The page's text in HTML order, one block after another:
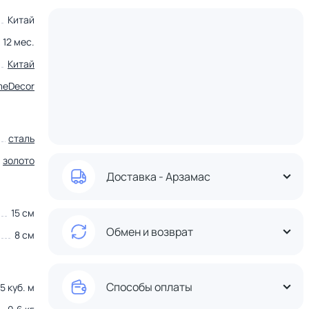
Китай
12 мес.
Китай
сталь
золото
15 см
8 см
куб. м
Доставка - Арзамас
Обмен и возврат
Способы оплаты